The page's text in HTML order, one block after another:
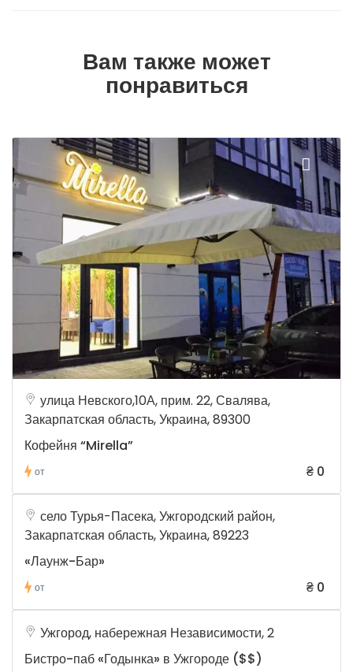
Вам также может
понравиться
улица Невского,10А, прим. 22, Свалява,
Закарпатская область, Украина, 89300
Кофейня “Mirella”
от ₴ 0
село Турья-Пасека, Ужгородский район,
Закарпатская область, Украина, 89223
«Лаунж-Бар»
от ₴ 0
Ужгород, набережная Независимости, 2
Бистро-паб «Годынка» в Ужгороде ($$)